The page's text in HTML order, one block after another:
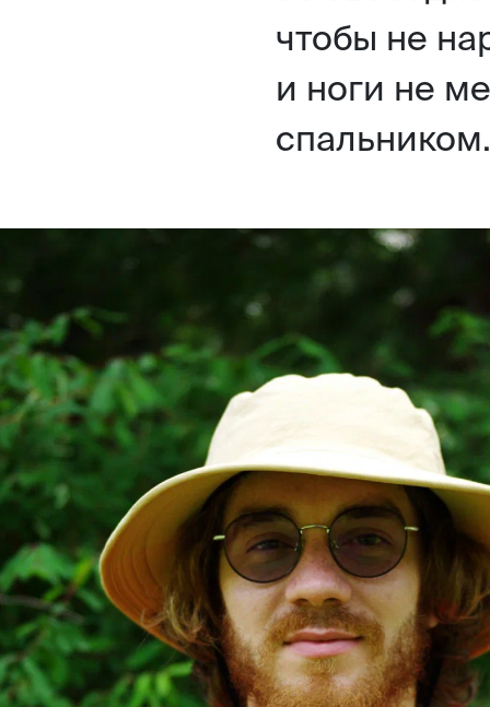
чтобы не
и ноги не
спальником.